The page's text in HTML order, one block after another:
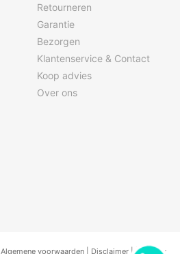
Retourneren
Garantie
Bezorgen
Klantenservice & Contact
Koop advies
Over ons
Algemene voorwaarden Disclaimer | |Privacy